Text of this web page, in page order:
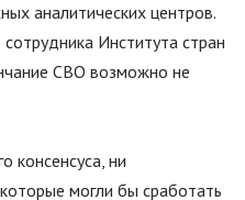
аналитических центров.
Института стран
СВО возможно не
консенсуса, ни
могли бы сработать